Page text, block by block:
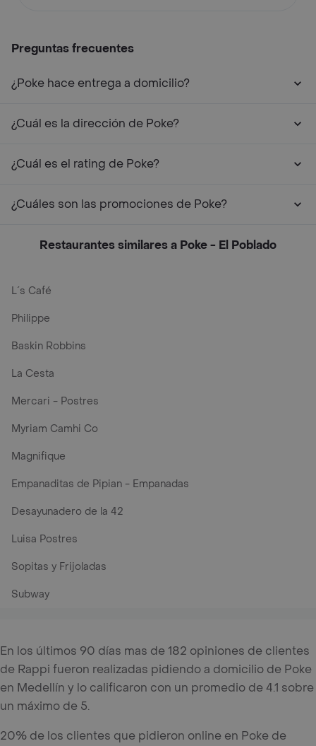
Preguntas frecuentes
¿Poke hace entrega a domicilio?
¿Cuál es la dirección de Poke?
¿Cuál es el rating de Poke?
¿Cuáles son las promociones de Poke?
Restaurantes similares a Poke - El Poblado
L´s Café
Philippe
Baskin Robbins
La Cesta
Mercari - Postres
Myriam Camhi Co
Magnifique
Empanaditas de Pipian - Empanadas
Desayunadero de la 42
Luisa Postres
Sopitas y Frijoladas
Subway
En los últimos 90 días mas de 182 opiniones de clientes
de Rappi fueron realizadas pidiendo a domicilio de Poke
en Medellín y lo calificaron con un promedio de 4.1 sobre
un máximo de 5.
20% de los clientes que pidieron online en Poke de